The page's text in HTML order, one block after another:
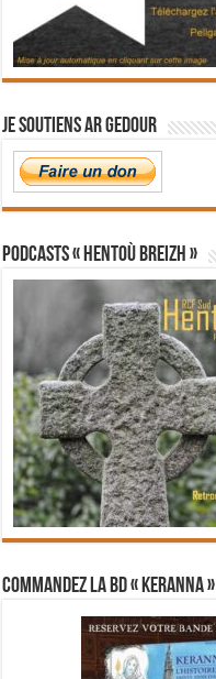
Je soutiens Ar Gedour
PODCASTS « Hentoù Breizh »
Commandez la BD « Keranna »